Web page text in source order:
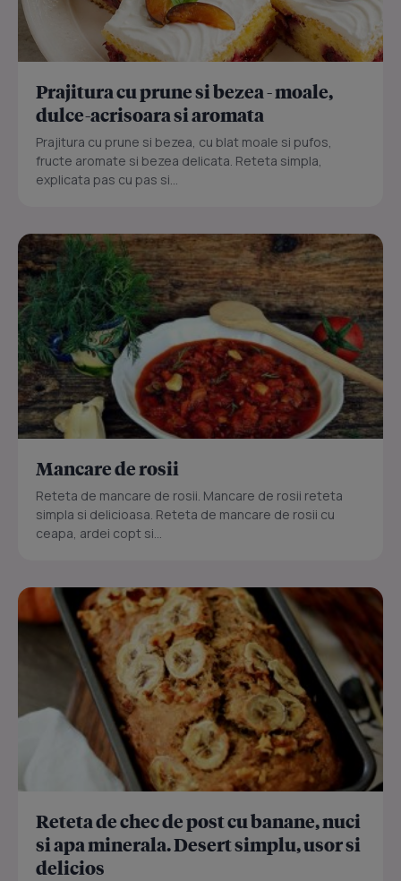
Prajitura cu prune si bezea - moale,
dulce-acrisoara si aromata
Prajitura cu prune si bezea, cu blat moale si pufos,
fructe aromate si bezea delicata. Reteta simpla,
explicata pas cu pas si...
Mancare de rosii
Reteta de mancare de rosii. Mancare de rosii reteta
simpla si delicioasa. Reteta de mancare de rosii cu
ceapa, ardei copt si...
Reteta de chec de post cu banane, nuci
si apa minerala. Desert simplu, usor si
delicios